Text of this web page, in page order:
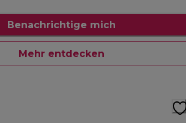
Benachrichtige mich
Mehr entdecken